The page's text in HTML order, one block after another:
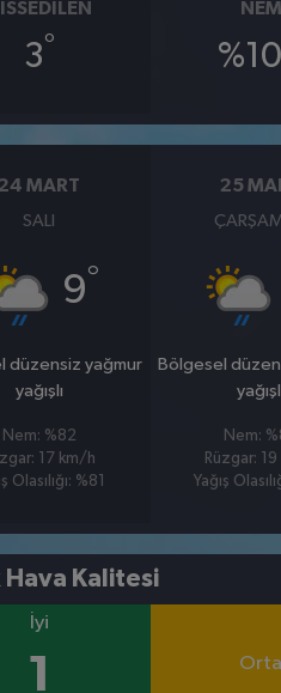
3°
NEM
24 MART
SALI
9°
düzensiz yağmur
yağışlı
Nem: %82
17 km/h
Olasılığı: %81
25
Bölgesel
Nem:
Rüzgar:
Yağış
Hava Kalitesi
İyi
1 Orta